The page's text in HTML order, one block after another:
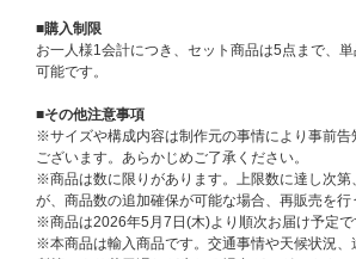
・メンバーランダム個別ツーショット撮影
抽選でランダム当選されたメンバーと約30秒間
がら、オンライン上での2ショット撮影をするこ
FANCLUB COER MEMBERSHIP(JP)会員限定イ
催日時点で有効会員でない場合ご応募いただけ
※新規入会のご案内はこちら※外部サイトに
■開催日程/開催地
2026年6月3日(水)20:00～予定
※開催時間、応募期間、その他詳細は後日あらた
■購入制限
お一人様1会計につき、セット商品は5点まで、
可能です。
■その他注意事項
※サイズや構成内容は制作元の事情により事前告
ございます。あらかじめご了承ください。
※商品は数に限りがあります。上限数に達し次第
が、商品数の追加確保が可能な場合、再販売を行
※商品は2026年5月7日(木)より順次お届け予定で
※本商品は輸入商品です。交通事情や天候状況、